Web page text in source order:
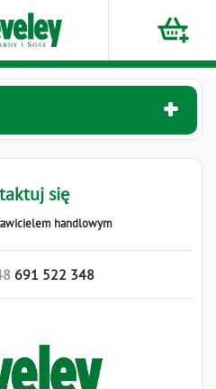
się
handlowym
691 522 348